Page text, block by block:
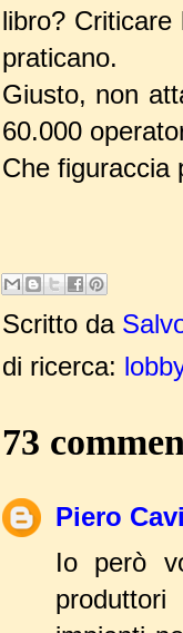
libro?
praticano.
Giusto, non
60.000
Che figuraccia
Scritto da
di ricerca: lobby
73
Piero
Io però